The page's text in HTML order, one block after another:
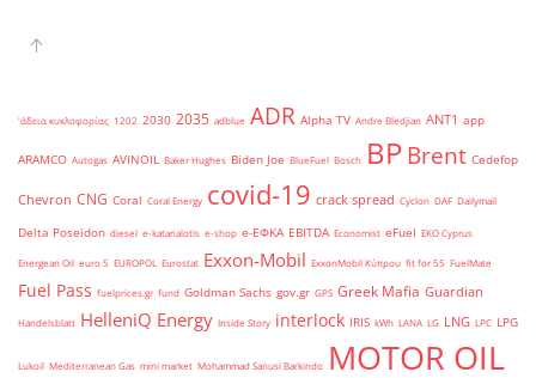
'άδεια κυκλοφορίας 1202 2030 2035 adblue ADR Alpha TV Andre Bledjian ANT1 app
ARAMCO Autogas AVINOIL Baker Hughes Biden Joe BlueFuel Bosch BPBrent Cedefop
Chevron CNG Coral Coral Energy covid-19 crack spread Cyclon DAF Dailymail
Delta Poseidon diesel e-katanalotis e-shop e-ΕΦΚΑ EBITDA Economist eFuel EKO Cyprus
Energean Oil euro 5 EUROPOL Eurostat Exxon-Mobil ExxonMobil Κύπρου fit for 55 FuelMate
Fuel Pass fuelprices.gr fund Goldman Sachs gov.gr GPS Greek Mafia Guardian
Handelsblatt HelleniQ Energy Inside Story interlock IRIS kWh LANA LG LNG LPC LPG
Lukoil Mediterranean Gas mini market Mohammad Sanusi Barkindo MOTOR OIL